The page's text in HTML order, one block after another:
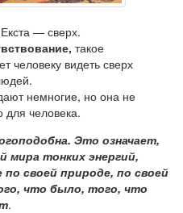
— сверх.
такое
человеку видеть сверх
немногие, но она не
для человека.
Это означает,
мира тонких энергий,
своей природе, по своей
что было, того, что
.